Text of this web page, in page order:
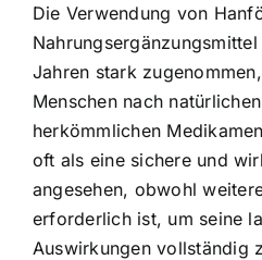
Die Verwendung von
Jahren stark
Menschen nach
herkömmlichen
oft als eine sichere und
angesehen, obwohl
erforderlich ist, um seine
Auswirkungen vollständig